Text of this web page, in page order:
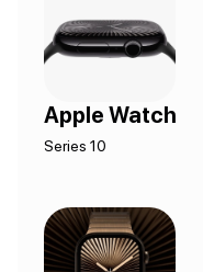
Apple Watch
Series 10